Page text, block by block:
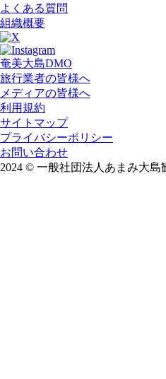
よくある質問
組織概要
奄美大島DMO
旅行業者の皆様へ
メディアの皆様へ
利用規約
サイトマップ
プライバシーポリシー
お問い合わせ
2024 © 一般社団法人あまみ大島